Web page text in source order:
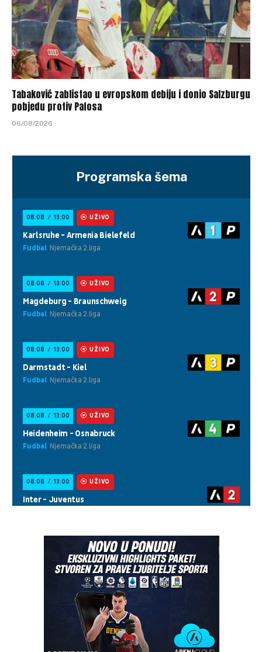
Tabaković zablistao u evropskom debiju i donio Salzburgu
pobjedu protiv Pafosa
06/08/2026
Programska šema